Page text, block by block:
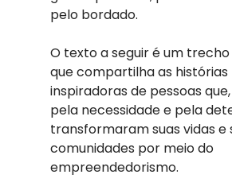
pelo bordado.
O texto a seguir é um
que compartilha as histórias
inspiradoras de pessoas
pela necessidade e pela
transformaram suas vidas e
comunidades por meio do
empreendedorismo.